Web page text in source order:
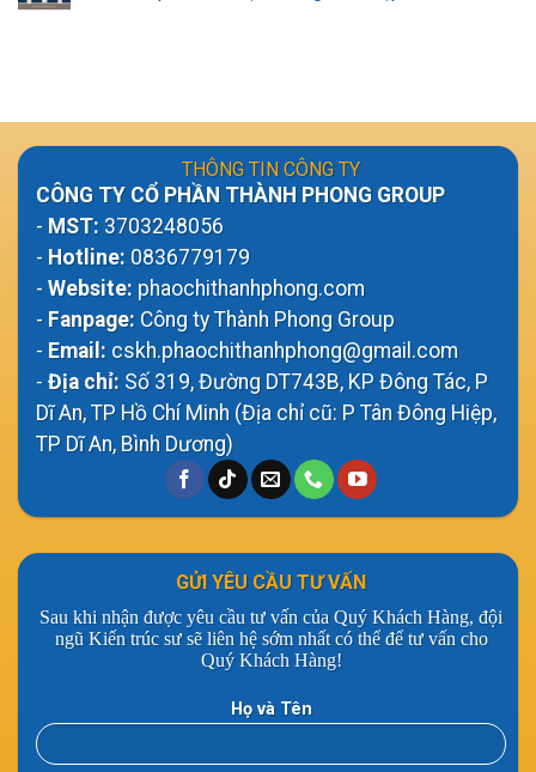
THÔNG TIN CÔNG TY
CÔNG TY CỔ PHẦN THÀNH PHONG GROUP
- MST: 3703248056
- Hotline: 0836779179
- Website: phaochithanhphong.com
- Fanpage: Công ty Thành Phong Group
- Email: cskh.phaochithanhphong@gmail.com
- Địa chỉ: Số 319, Đường DT743B, KP Đông Tác, P
Dĩ An, TP Hồ Chí Minh (Địa chỉ cũ: P Tân Đông Hiệp,
TP Dĩ An, Bình Dương)
GỬI YÊU CẦU TƯ VẤN
Sau khi nhận được yêu cầu tư vấn của Quý Khách Hàng, đội
ngũ Kiến trúc sư sẽ liên hệ sớm nhất có thể để tư vấn cho
Quý Khách Hàng!
Họ và Tên